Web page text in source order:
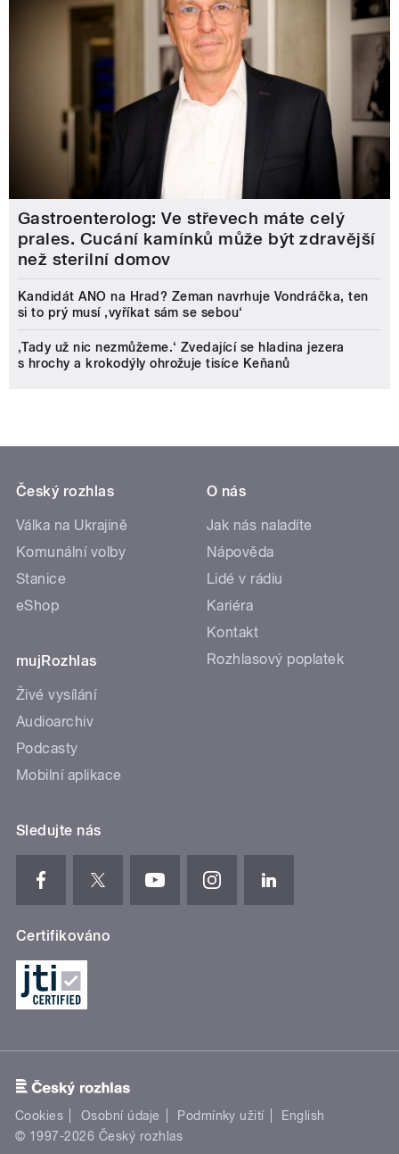
Gastroenterolog: Ve střevech máte celý
prales. Cucání kamínků může být zdravější
než sterilní domov
Kandidát ANO na Hrad? Zeman navrhuje Vondráčka, ten
si to prý musí ‚vyříkat sám se sebou‘
‚Tady už nic nezmůžeme.‘ Zvedající se hladina jezera
s hrochy a krokodýly ohrožuje tisíce Keňanů
Český rozhlas
Válka na Ukrajině
Komunální volby
Stanice
eShop
mujRozhlas
Živé vysílání
Audioarchiv
Podcasty
Mobilní aplikace
O nás
Jak nás naladíte
Nápověda
Lidé v rádiu
Kariéra
Kontakt
Rozhlasový poplatek
Sledujte nás
Certifikováno
Cookies Osobní údaje Podmínky užití
English
© 1997-2026 Český rozhlas